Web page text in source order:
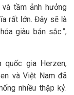
tầm ảnh hưởng
rất lớn. Đây sẽ là
giàu bản sắc.”,
gia Herzen,
và Việt Nam đã
nhiều thập kỷ.